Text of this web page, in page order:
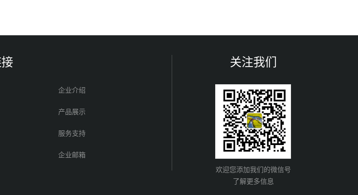
企业介绍
产品展示
服务支持
企业邮箱
关注我们
欢迎您添加我们的微信号
了解更多信息